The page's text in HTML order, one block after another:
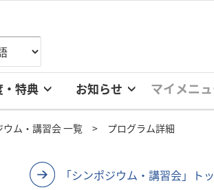
特典 お知らせ マイメニ
ム・講習会 一覧 プログラム詳細
「シンポジウム・講習会」ト